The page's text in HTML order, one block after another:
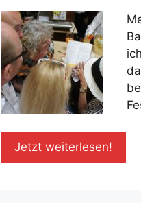
Jetzt weiterlesen!